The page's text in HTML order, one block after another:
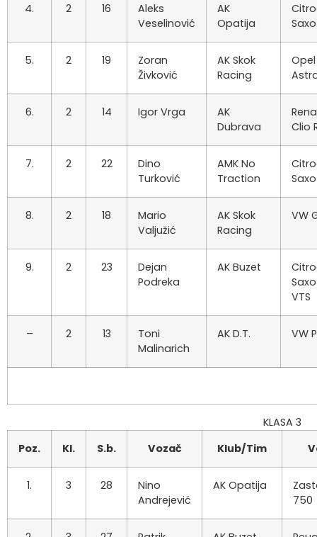
4. 2 16
Aleks
Veselinović
AK
Opatija
Saxo
5. 2 19
Zoran
Živković
AK Skok
Racing
Opel
6. 2 14 Igor Vrga
AK
Dubrava
Clio
7. 2 22
Dino
Turković
AMK No
Traction
Saxo
8. 2 18
Mario
Valjužić
AK Skok
Racing
VW
9. 2 23
Dejan
Podreka
AK Buzet
Saxo
VTS
– 2 13
Toni
Malinarich
AK D.T. VW
KLASA 3
Poz.
Kl. S.b. Vozač Klub/Tim
1. 3 28
Nino
Andrejević
AK Opatija
750